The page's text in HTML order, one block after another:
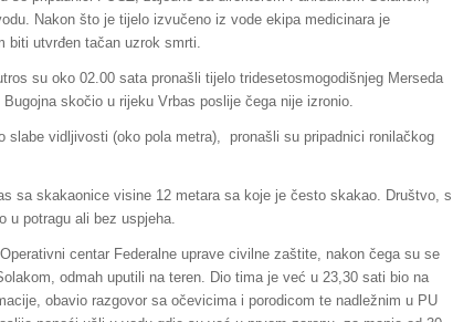
Nakon što je tijelo izvučeno iz vode ekipa medicinara je
biti utvrđen tačan uzrok smrti.
su oko 02.00 sata pronašli tijelo tridesetosmogodišnjeg Merseda
skočio u rijeku Vrbas poslije čega nije izronio.
slabe vidljivosti (oko pola metra), pronašli su pripadnici ronilačkog
sa skakaonice visine 12 metara sa koje je često skakao. Društvo, s
u potragu ali bez uspjeha.
centar Federalne uprave civilne zaštite, nakon čega su se
odmah uputili na teren. Dio tima je već u 23,30 sati bio na
obavio razgovor sa očevicima i porodicom te nadležnim u PU